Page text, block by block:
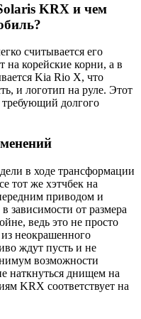
KRX и чем
считывается его
на корейские корни, а в
Kia Rio X, что
и логотип на руле. Этот
требующий долгого
в ходе трансформации
тот же хэтчбек на
приводом и
зависимости от размера
ведь это не просто
из неокрашенного
ждут пусть и не
возможности
наткнуться днищем на
KRX соответствует на